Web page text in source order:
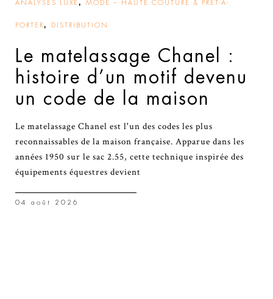
ANALYSES LUXE , MODE – HAUTE COUTURE & PRÊT-À-
PORTER, DISTRIBUTION
Le matelassage Chanel :
histoire d’un motif devenu
un code de la maison
Le matelassage Chanel est l'un des codes les plus
reconnaissables de la maison française. Apparue dans les
années 1950 sur le sac 2.55, cette technique inspirée des
équipements équestres devient
04 août 2026